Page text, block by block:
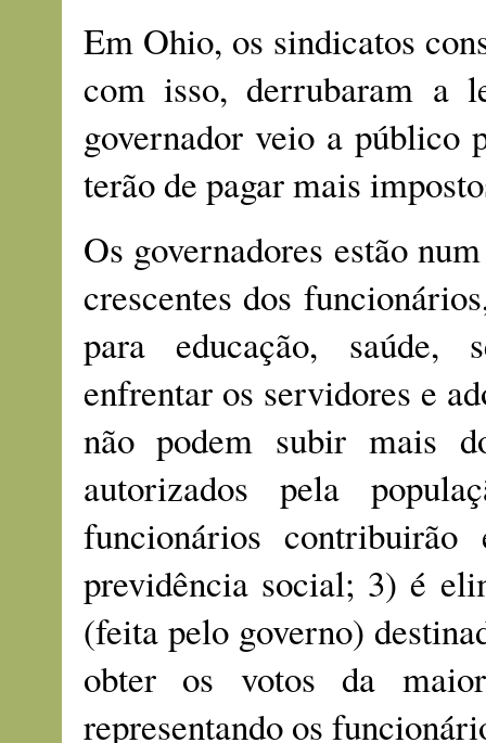
Em Ohio, os sindicatos
com isso, derrubaram a
governador veio a público
terão de pagar mais
Os governadores estão
crescentes dos
para educação, saúde,
enfrentar os servidores e
não podem subir mais
autorizados pela
funcionários
previdência social; 3) é
(feita pelo governo)
obter os votos da
representando os